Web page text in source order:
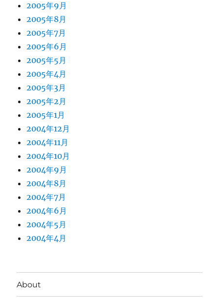
2005年9月
2005年8月
2005年7月
2005年6月
2005年5月
2005年4月
2005年3月
2005年2月
2005年1月
2004年12月
2004年11月
2004年10月
2004年9月
2004年8月
2004年7月
2004年6月
2004年5月
2004年4月
About